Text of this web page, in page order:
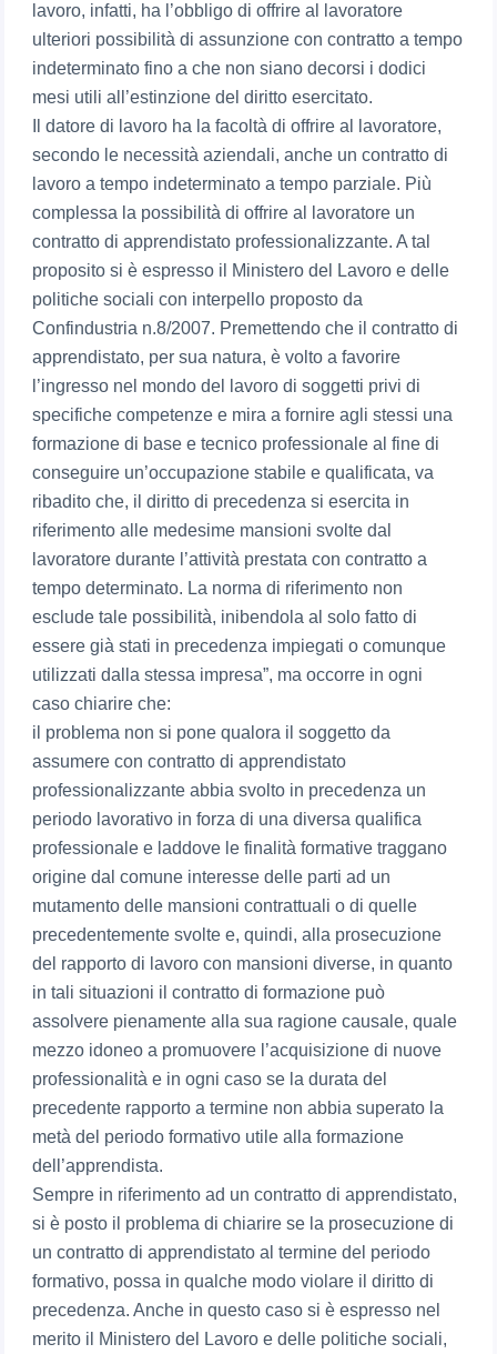
lavoro, infatti, ha l’obbligo di offrire al lavoratore
ulteriori possibilità di assunzione con contratto a tempo
indeterminato fino a che non siano decorsi i dodici
mesi utili all’estinzione del diritto esercitato.
Il datore di lavoro ha la facoltà di offrire al lavoratore,
secondo le necessità aziendali, anche un contratto di
lavoro a tempo indeterminato a tempo parziale. Più
complessa la possibilità di offrire al lavoratore un
contratto di apprendistato professionalizzante. A tal
proposito si è espresso il Ministero del Lavoro e delle
politiche sociali con interpello proposto da
Confindustria n.8/2007. Premettendo che il contratto di
apprendistato, per sua natura, è volto a favorire
l’ingresso nel mondo del lavoro di soggetti privi di
specifiche competenze e mira a fornire agli stessi una
formazione di base e tecnico professionale al fine di
conseguire un’occupazione stabile e qualificata, va
ribadito che, il diritto di precedenza si esercita in
riferimento alle medesime mansioni svolte dal
lavoratore durante l’attività prestata con contratto a
tempo determinato. La norma di riferimento non
esclude tale possibilità, inibendola al solo fatto di
essere già stati in precedenza impiegati o comunque
utilizzati dalla stessa impresa”, ma occorre in ogni
caso chiarire che:
il problema non si pone qualora il soggetto da
assumere con contratto di apprendistato
professionalizzante abbia svolto in precedenza un
periodo lavorativo in forza di una diversa qualifica
professionale e laddove le finalità formative traggano
origine dal comune interesse delle parti ad un
mutamento delle mansioni contrattuali o di quelle
precedentemente svolte e, quindi, alla prosecuzione
del rapporto di lavoro con mansioni diverse, in quanto
in tali situazioni il contratto di formazione può
assolvere pienamente alla sua ragione causale, quale
mezzo idoneo a promuovere l’acquisizione di nuove
professionalità e in ogni caso se la durata del
precedente rapporto a termine non abbia superato la
metà del periodo formativo utile alla formazione
dell’apprendista.
Sempre in riferimento ad un contratto di apprendistato,
si è posto il problema di chiarire se la prosecuzione di
un contratto di apprendistato al termine del periodo
formativo, possa in qualche modo violare il diritto di
precedenza. Anche in questo caso si è espresso nel
merito il Ministero del Lavoro e delle politiche sociali,